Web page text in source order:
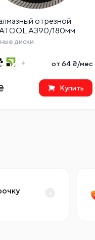
отрезной
A390/180мм
диски
от 64 ₴/мес
Купить